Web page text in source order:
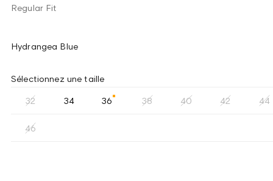
Regular Fit
Hydrangea Blue
Sélectionnez une taille
32 34 36 38 40 42 44
46